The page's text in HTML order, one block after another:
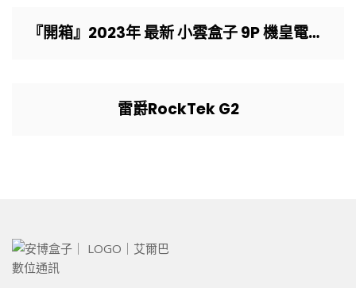
『開箱』2023年 最新 小雲盒子 9P 機皇電視盒 九核心 超霸氣 4G+64G 新品 語音高規版 ！！
雷爵RockTek G2